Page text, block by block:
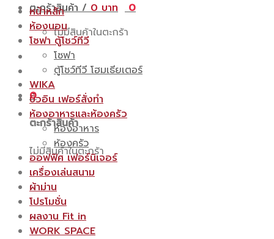
ตะกร้าสินค้า /0
0
ไม่มีสินค้าในตะกร้า
0
ตะกร้าสินค้า
ไม่มีสินค้าในตะกร้า
หน้าหลัก
ห้องนอน
โซฟา ตู้โชว์ทีวี
โซฟา
ตู้โชว์ทีวี โฮมเธียเตอร์
WIKA
บิ้วอิน เฟอร์สั่งทำ
ห้องอาหารและห้องครัว
ห้องอาหาร
ห้องครัว
ออฟฟิศ เฟอร์นิเจอร์
เครื่องเล่นสนาม
ผ้าม่าน
โปรโมชั่น
ผลงาน Fit in
WORK SPACE